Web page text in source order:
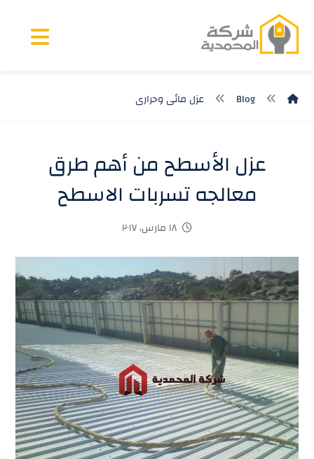
Blog عزل مائى وحرارى
عزل الأسطح من أهم طرق
معالجه تسربات الاسطح
١٨ مارس، ٢٠١٧